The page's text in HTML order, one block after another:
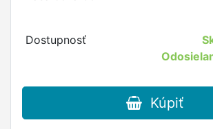
Dostupnosť
Kúpiť